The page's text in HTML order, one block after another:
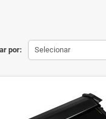
por: Selecionar